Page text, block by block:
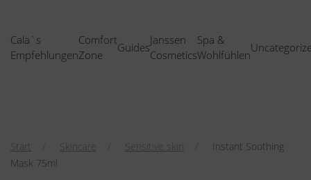
Cala`s
Empfehlungen
Comfort
Zone
Guides
Janssen
Cosmetics
Spa &
Wohlfühlen
Start Skincare Sensitive skin
Instant Soothing
Mask 75ml